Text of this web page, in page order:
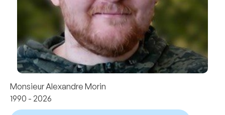
Monsieur Alexandre Morin
1990 - 2026